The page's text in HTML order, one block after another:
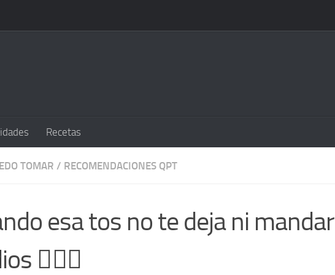
Recetas
TOMAR / RECOMENDACIONES QPT
esa tos no te deja ni mandar
😮‍💨📱